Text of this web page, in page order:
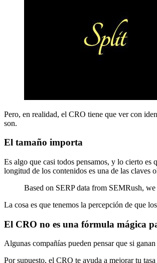
Pero, en realidad, el CRO tiene que ver con
son.
El tamaño importa
Es algo que casi todos pensamos, y lo cierto es
longitud de los contenidos es una de las claves
Based on SERP data from SEMRush,
La cosa es que tenemos la percepción de que
El CRO no es una fórmula mágica
Algunas compañías pueden pensar que si
Por supuesto, el CRO te ayuda a mejorar tu